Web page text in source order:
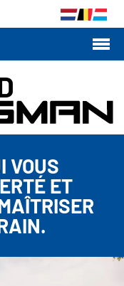
VOUS
ET